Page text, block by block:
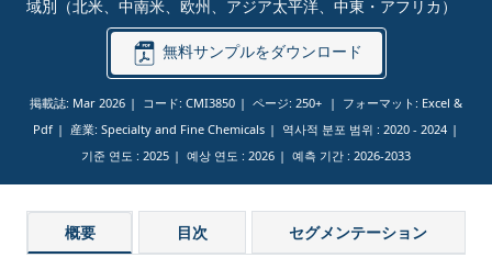
域別（北米、中南米、欧州、アジア太平洋、中東・アフリカ）
無料サンプルをダウンロード
掲載誌: Mar 2026 コード: CMI3850 ページ: 250+
フォーマット: Excel &
Pdf
産業: Specialty and Fine Chemicals 역사적 분포 범위 : 2020 - 2024
기준 연도 : 2025 예상 연도 : 2026 예측 기간 : 2026-2033
概要 目次 セグメンテーション